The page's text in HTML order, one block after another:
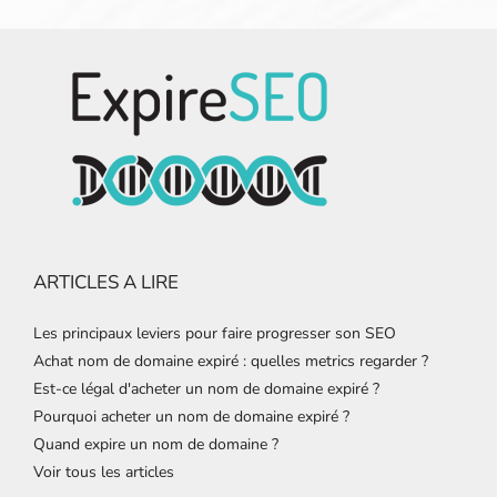
ARTICLES A LIRE
Les principaux leviers pour faire progresser son SEO
Achat nom de domaine expiré : quelles metrics regarder ?
Est-ce légal d'acheter un nom de domaine expiré ?
Pourquoi acheter un nom de domaine expiré ?
Quand expire un nom de domaine ?
Voir tous les articles